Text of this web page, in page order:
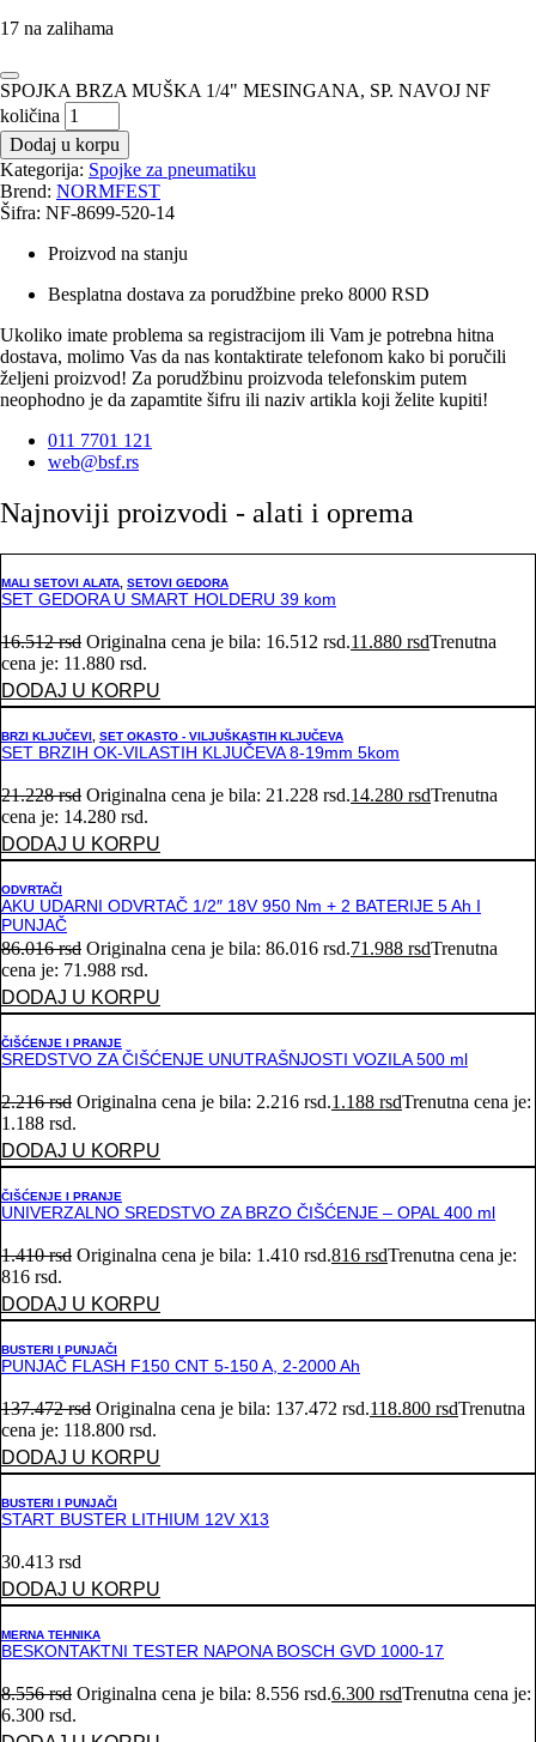
17 na zalihama
SPOJKA BRZA MUŠKA 1/4" MESINGANA, SP. NAVOJ NF
količina
Dodaj u korpu
Kategorija: Spojke za pneumatiku
Brend: NORMFEST
Šifra: NF-8699-520-14
Proizvod na stanju
Besplatna dostava za porudžbine preko 8000 RSD
Ukoliko imate problema sa registracijom ili Vam je potrebna hitna
dostava, molimo Vas da nas kontaktirate telefonom kako bi poručili
željeni proizvod! Za porudžbinu proizvoda telefonskim putem
neophodno je da zapamtite šifru ili naziv artikla koji želite kupiti!
011 7701 121
web@bsf.rs
Najnoviji proizvodi - alati i oprema
MALI SETOVI ALATA SETOVI GEDORA
SET GEDORA U SMART HOLDERU 39 kom
16.512rsd Originalna cena je bila: 16.512 rsd.11.880 rsdTrenutna
cena je: 11.880 rsd.
DODAJ U KORPU
BRZI KLJUČEVI SET OKASTO - VILJUŠKASTIH KLJUČEVA
SET BRZIH OK-VILASTIH KLJUČEVA 8-19mm 5kom
21.228rsd Originalna cena je bila: 21.228 rsd.14.280 rsdTrenutna
cena je: 14.280 rsd.
DODAJ U KORPU
ODVRTAČI
AKU UDARNI ODVRTAČ 1/2″ 18V 950 Nm + 2 BATERIJE 5 Ah I
PUNJAČ
86.016rsd Originalna cena je bila: 86.016 rsd.71.988 rsdTrenutna
cena je: 71.988 rsd.
DODAJ U KORPU
ČIŠĆENJE I PRANJE
SREDSTVO ZA ČIŠĆENJE UNUTRAŠNJOSTI VOZILA 500 ml
2.216rsd Originalna cena je bila: 2.216 rsd.1.188 rsdTrenutna cena je:
1.188 rsd.
DODAJ U KORPU
ČIŠĆENJE I PRANJE
UNIVERZALNO SREDSTVO ZA BRZO ČIŠĆENJE – OPAL 400 ml
1.410rsd Originalna cena je bila: 1.410 rsd.816 rsdTrenutna cena je:
816 rsd.
DODAJ U KORPU
BUSTERI I PUNJAČI
PUNJAČ FLASH F150 CNT 5-150 A, 2-2000 Ah
137.472rsd Originalna cena je bila: 137.472 rsd.118.800 rsdTrenutna
cena je: 118.800 rsd.
DODAJ U KORPU
BUSTERI I PUNJAČI
START BUSTER LITHIUM 12V X13
30.413 rsd
DODAJ U KORPU
MERNA TEHNIKA
BESKONTAKTNI TESTER NAPONA BOSCH GVD 1000-17
8.556rsd Originalna cena je bila: 8.556 rsd.6.300 rsdTrenutna cena je:
6.300 rsd.